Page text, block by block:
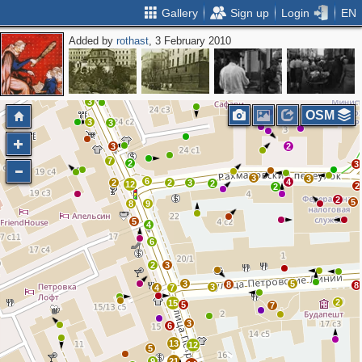
Gallery Sign up Login EN
Added byrothast, 3 February 2010
2
3 3
3
7
5
8
2 12
2
6
9
2 3 2
6
4
2
3
3
8
3
3
12
13
6
15 5
7
4
5
7 2
8
5
5
2
2
3
3
4
2
3
2
3
2
4
2
3
OSM